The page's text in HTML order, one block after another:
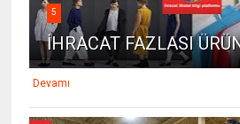
5
İHRACAT FAZLASI
Devamı